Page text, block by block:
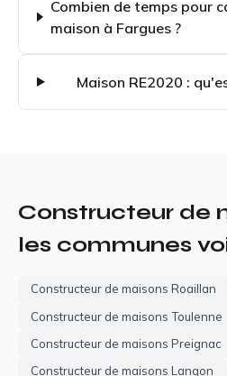
Combien de temps pour
maison à Fargues ?
Maison RE2020 :
Constructeur de
les communes
Constructeur de maisons Roaillan
Constructeur de maisons Toulenne
Constructeur de maisons Preignac
Constructeur de maisons Langon